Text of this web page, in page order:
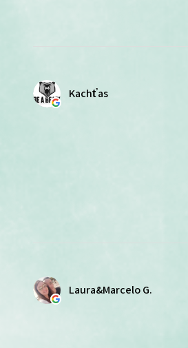
Kachťas
Laura&Marcelo G.